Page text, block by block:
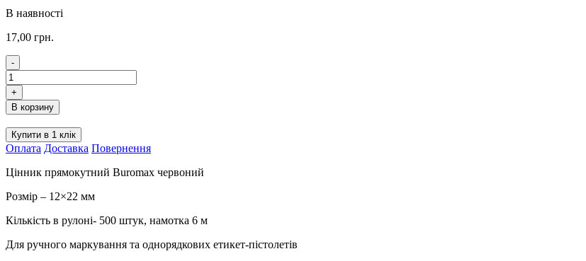
В наявності
17,00 грн.
-
Цінник
прямокутний
12×22
мм
Buromax
червоний
282101-
BM
кількість
+
В корзину
Купити в 1 клік
Оплата Доставка Повернення
Цінник прямокутний Buromax червоний
Розмір – 12×22 мм
Кількість в рулоні- 500 штук, намотка 6 м
Для ручного маркування та однорядкових етикет-пістолетів